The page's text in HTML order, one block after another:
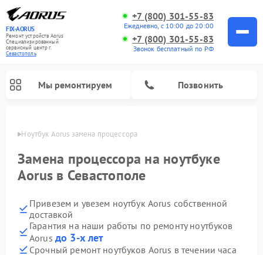
FIX-AORUS
Ремонт устройств Aorus
Специализированный
cервисный центр г.
Севастополь
+7 (800) 301-55-83
Ежедневно, с 10:00 до 20:00
+7 (800) 301-55-83
Звонок бесплатный по РФ
Мы ремонтируем Позвонить
Ноутбук Aorus замена процессора
Замена процессора на ноутбуке
Aorus в Севастополе
Привезем и увезем ноутбук Aorus собственной
доставкой
Гарантия на наши работы по ремонту ноутбуков
Aorus до 3-х лет
Срочный ремонт ноутбуков Aorus в течении часа